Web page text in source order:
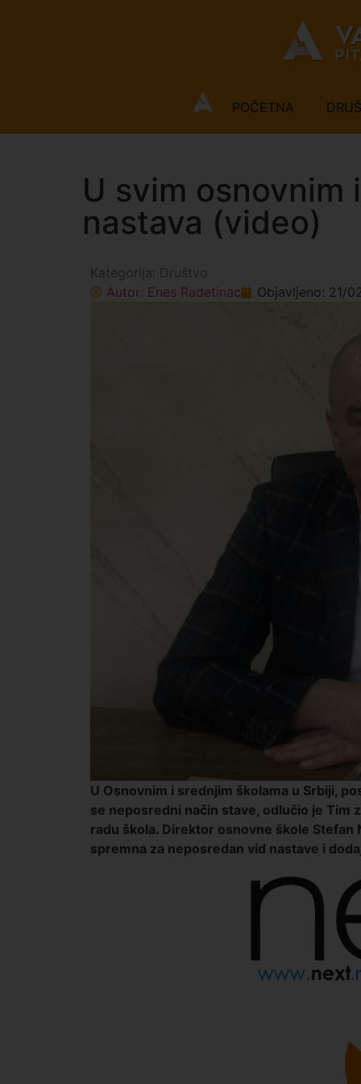
POČETNA
U svim osnovnim
nastava (video)
Kategorija: Društvo
Autor: Enes Radetinac Objavljeno: 21/
U Osnovnim i srednjim školama u Srbiji,
se neposredni način stave, odlučio je
radu škola. Direktor osnovne škole Stefan
spremna za neposredan vid nastave i